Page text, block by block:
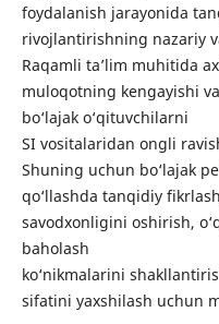
foydalanish jarayonida
rivojlantirishning nazariy
Raqamli ta’lim muhitida
muloqotning kengayishi
bo‘lajak o‘qituvchilarni
SI vositalaridan ongli
Shuning uchun bo‘lajak
qo‘llashda tanqidiy
savodxonligini oshirish,
baholash
ko‘nikmalarini
sifatini yaxshilash uchun